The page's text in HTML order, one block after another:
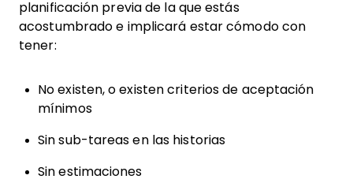
planificación previa de la que estás
acostumbrado e implicará estar cómodo con
tener:
No existen, o existen criterios de aceptación
mínimos
Sin sub-tareas en las historias
Sin estimaciones